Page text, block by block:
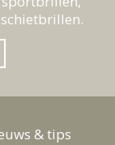
& tips